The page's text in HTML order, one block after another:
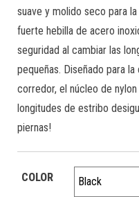
suave y molido seco para
fuerte hebilla de acero
seguridad al cambiar las
pequeñas. Diseñado para
corredor, el núcleo de
longitudes de estribo
piernas!
COLOR